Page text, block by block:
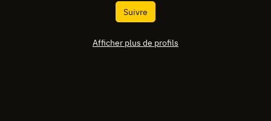
Suivre
Afficher plus de profils